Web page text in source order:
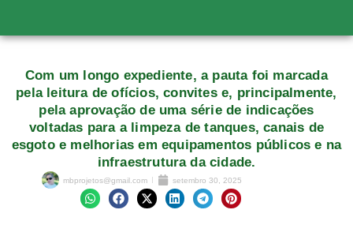
Com um longo expediente, a pauta foi marcada
pela leitura de ofícios, convites e, principalmente,
pela aprovação de uma série de indicações
voltadas para a limpeza de tanques, canais de
esgoto e melhorias em equipamentos públicos e na
infraestrutura da cidade.
mbprojetos@gmail.com setembro 30, 2025